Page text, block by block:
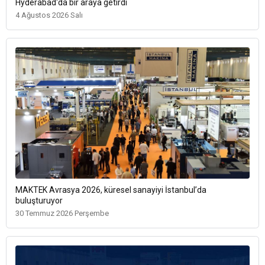
Hyderabad'da bir araya getirdi
4 Ağustos 2026 Salı
MAKTEK Avrasya 2026, küresel sanayiyi İstanbul’da
buluşturuyor
30 Temmuz 2026 Perşembe